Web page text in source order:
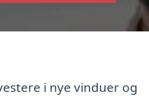
i nye vinduer og